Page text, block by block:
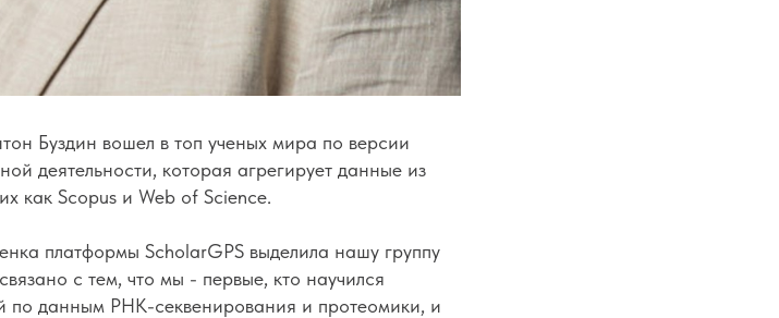
Буздин вошел в топ ученых мира по версии
деятельности, которая агрегирует данные из
как Scopus и Web of Science.
платформы ScholarGPS выделила нашу группу
с тем, что мы - первые, кто научился
по данным РНК-секвенирования и протеомики, и